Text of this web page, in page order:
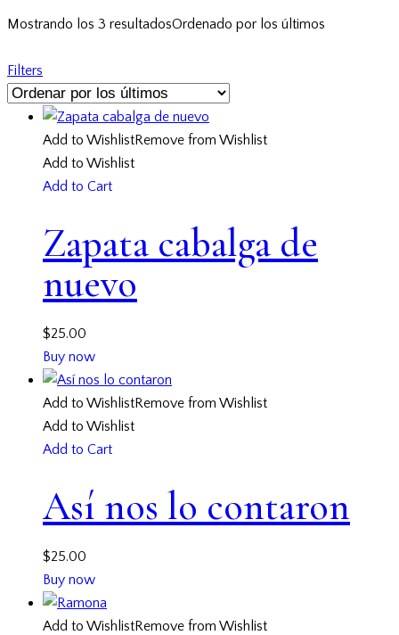
Mostrando los 3 resultadosOrdenado por los últimos
Filters
Add to WishlistRemove from Wishlist
Add to Wishlist
Add to Cart
Zapata cabalga de
nuevo
$25.00
Buy now
Add to WishlistRemove from Wishlist
Add to Wishlist
Add to Cart
Así nos lo contaron
$25.00
Buy now
Add to WishlistRemove from Wishlist